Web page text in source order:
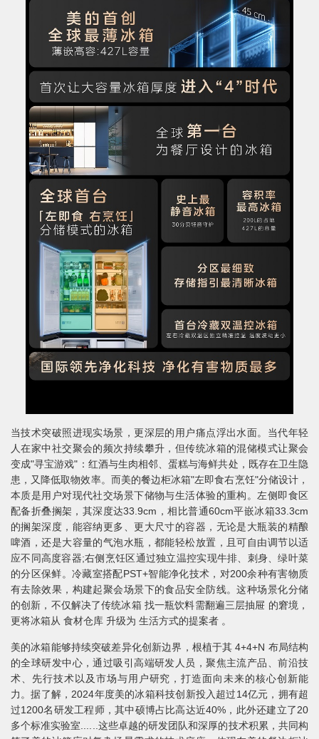
当技术突破照进现实场景，更深层的用户痛点浮出水面。当代年轻
人在家中社交聚会的频次持续攀升，但传统冰箱的混储模式让聚会
变成"寻宝游戏"：红酒与生肉相邻、蛋糕与海鲜共处，既存在卫生隐
患，又降低取物效率。而美的餐边柜冰箱"左即食右烹饪"分储设计，
本质是用户对现代社交场景下储物与生活体验的重构。左侧即食区
配备折叠搁架，其深度达33.9cm，相比普通60cm平嵌冰箱33.3cm
的搁架深度，能容纳更多、更大尺寸的容器，无论是大瓶装的精酿
啤酒，还是大容量的气泡水瓶，都能轻松放置，且可自由调节以适
应不同高度容器;右侧烹饪区通过独立温控实现牛排、刺身、绿叶菜
的分区保鲜。冷藏室搭配PST+智能净化技术，对200余种有害物质
有去除效果，构建起聚会场景下的食品安全防线。这种场景化分储
的创新，不仅解决了传统冰箱 找一瓶饮料需翻遍三层抽屉 的窘境，
更将冰箱从 食材仓库 升级为 生活方式的提案者 。
美的冰箱能够持续突破差异化创新边界，根植于其 4+4+N 布局结构
的全球研发中心，通过吸引高端研发人员，聚焦主流产品、前沿技
术、先行技术以及市场与用户研究，打造面向未来的核心创新能
力。据了解，2024年度美的冰箱科技创新投入超过14亿元，拥有超
过1200名研发工程师，其中硕博占比高达近40%，此外还建立了20
多个标准实验室......这些卓越的研发团队和深厚的技术积累，共同构